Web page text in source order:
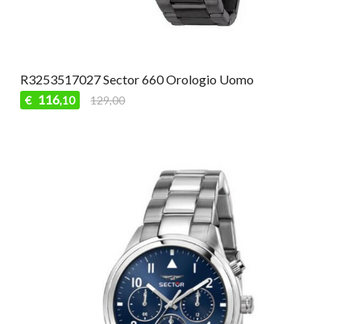
R3253517027 Sector 660 Orologio Uomo
€ 116,10 129,00